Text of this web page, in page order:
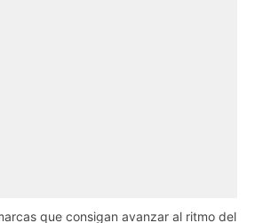
que consigan avanzar al ritmo del